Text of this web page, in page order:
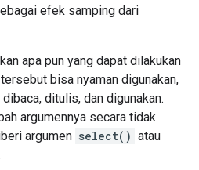
efek samping dari
apa pun yang dapat dilakukan
bisa nyaman digunakan,
ditulis, dan digunakan.
argumennya secara tidak
argumen select() atau